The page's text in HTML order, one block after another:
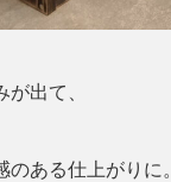
出て、
ある仕上がりに。